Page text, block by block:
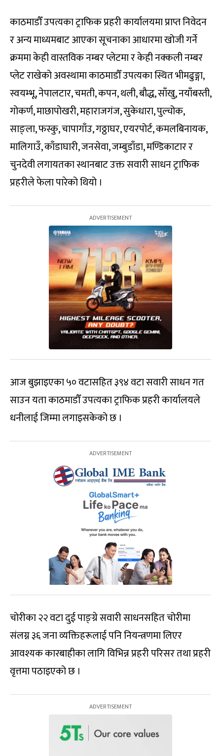
काठमाडौँ उपत्यका ट्राफिक प्रहरी कार्यालयमा प्राप्त निवेदन
र अन्य माध्यमबाट आएका सूचनाका आधारमा खोजी गर्ने
क्रममा केही वास्तविक नम्बर प्लेटमा र केही नक्कली नम्बर
प्लेट राखेको अवस्थामा काठमाडौँ उपत्यका स्थित भीमढुङ्गा,
स्वयम्भू, नेपालटार, चमती, कपन, थली, बौद्ध, साँखु, नयाँबस्ती,
गोकर्ण, माछापोखरी, महाराजगंज, सुकेधारा, पुल्चोक,
साङ्ला, फस्कु, चापागाँउ, गठ्ठाघर, एयरपोर्ट, कमलबिनायक,
मालिगाउँ, काँडाघारी, जनसेवा, जम्बुडाँडा, मण्डिकाटार र
चुनदेवी लगायतका स्थानबाट उक्त सवारी साधन ट्राफिक
प्रहरीले फेला पारेको थियो ।
आज बुझाइएका ५० वटासहित ३९४ वटा सवारी साधन गत
साउन यता काठमाडौँ उपत्यका ट्राफिक प्रहरी कार्यालयले
धनीलाई जिम्मा लगाइसकेको छ ।
चोरीका २२ वटा दुई पाङ्ग्रे सवारी साधनसहित चोरीमा
संलग्न ३६ जना व्यक्तिहरूलाई पनि नियन्त्रणमा लिएर
आवश्यक कारबाहीका लागि विभिन्न प्रहरी परिसर तथा प्रहरी
वृत्तमा पठाइएको छ ।